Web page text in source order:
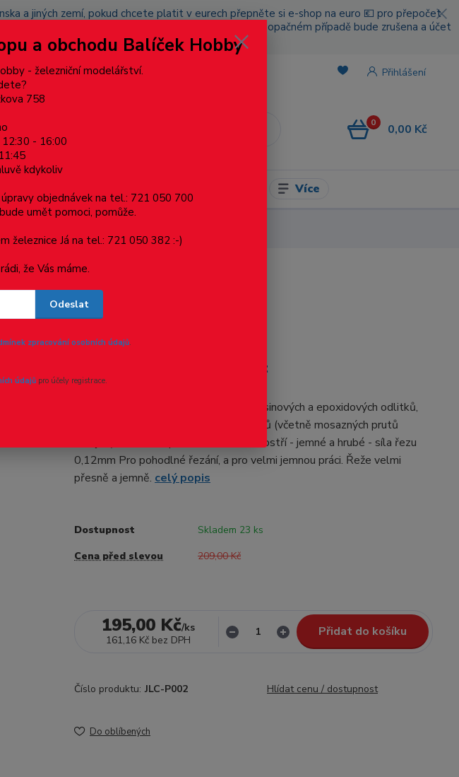
a jiných zemí, pokud chcete platit v eurech přepněte si e-shop na euro 💶 pro přepočet
zaslána znovu s opětovnou platbou za poštovné, v opačném případě bude zrušena a účet
objednávky.
Přihlášení
0 0,00 Kč
Více
Žiletková pilka JLC komplet
Nástroj lze použít pro řezání plastu, resinových a epoxidových odlitků,
balzy, profilů ze dřeva a barevných kovů (včetně mosazných prutů
kolejnic). Žiletková pilka má dvě různá ostří - jemné a hrubé - síla řezu
0,12mm Pro pohodlné řezání, a pro velmi jemnou práci. Řeže velmi
přesně a jemně. celý popis
Dostupnost
Skladem 23 ks
Cena před slevou
209,00 Kč
195,00 Kč/ks
161,16 Kč bez DPH
Přidat do košíku
Číslo produktu: JLC-P002 Hlídat cenu / dostupnost
Do oblíbených
a obchodu Balíček Hobby
- železniční modelářství.
758
- 16:00
kdykoliv
objednávek na tel.: 721 050 700
umět pomoci, pomůže.
železnice Já na tel.: 721 050 382 :-)
že Vás máme.
Odeslat
zpracování osobních údajů.
údajůpro účely registrace.